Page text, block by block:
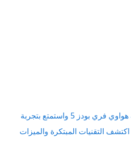
اكتشف مواصفات سماعة هواوي فري بودز 5 واستمتع بتجربة
التقنيات المبتكرة والميزات